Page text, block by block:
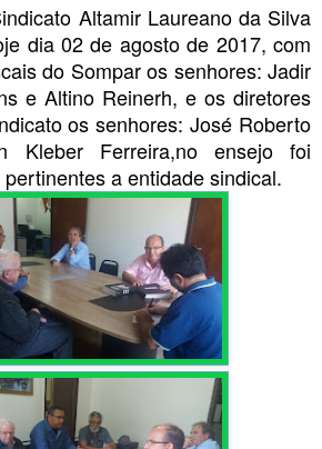
Altamir Laureano da Silva
dia 02 de agosto de 2017, com
do Sompar os senhores: Jadir
e Altino Reinerh, e os diretores
os senhores: José Roberto
Kleber Ferreira,no ensejo foi
a entidade sindical.